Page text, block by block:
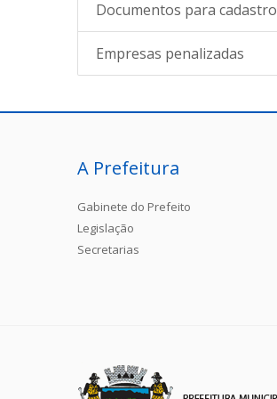
Documentos para cadastro
Empresas penalizadas
A Prefeitura
Gabinete do Prefeito
Legislação
Secretarias